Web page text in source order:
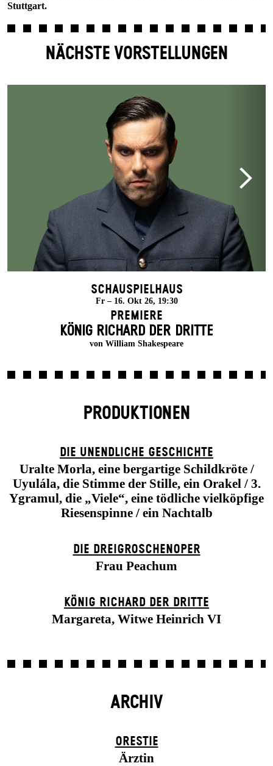
Stuttgart.
NÄCHSTE VORSTELLUNGEN
Schauspielhaus
Fr – 16. Okt 26, 19:30
Premiere
KÖNIG RICHARD DER DRITTE
von William Shakespeare
PRODUKTIONEN
DIE UN­ENDLICHE GESCHICHTE
Uralte Morla, eine bergartige Schildkröte /
Uyulála, die Stimme der Stille, ein Orakel / 3.
Ygramul, die „Viele“, eine tödliche vielköpfige
Riesenspinne / ein Nachtalb
DIE DREI­GROSCHEN­OPER
Frau Peachum
KÖNIG RICHARD DER DRITTE
Margareta, Witwe Heinrich VI
ARCHIV
ORESTIE
Ärztin